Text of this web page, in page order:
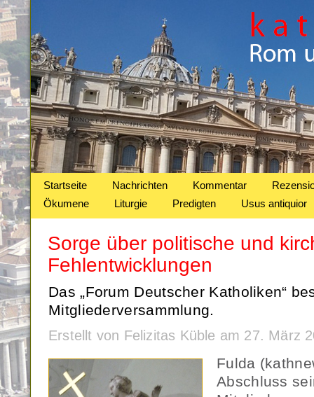
Startseite Nachrichten Kommentar
Ökumene
Liturgie Predigten Usus antiquior
Sorge über politische und
Fehlentwicklungen
Das „Forum Deutscher Katholiken“
Mitgliederversammlung.
Erstellt von Felizitas Küble am 27. März
Fulda
Abschluss